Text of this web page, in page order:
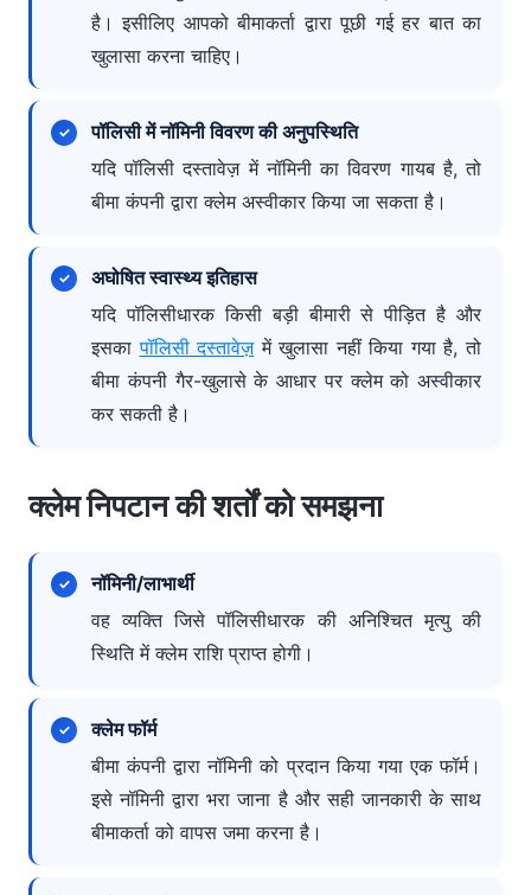
है। इसीलिए आपको बीमाकर्ता द्वारा पूछी गई हर बात का
खुलासा करना चाहिए।
पॉलिसी में नॉमिनी विवरण की अनुपस्थिति
यदि पॉलिसी दस्तावेज़ में नॉमिनी का विवरण गायब है, तो
बीमा कंपनी द्वारा क्लेम अस्वीकार किया जा सकता है।
अघोषित स्वास्थ्य इतिहास
यदि पॉलिसीधारक किसी बड़ी बीमारी से पीड़ित है और
इसकापॉलिसी दस्तावेज़में खुलासा नहीं किया गया है, तो
बीमा कंपनी गैर-खुलासे के आधार पर क्लेम को अस्वीकार
कर सकती है।
क्लेम निपटान की शर्तों को समझना
नॉमिनी/लाभार्थी
वह व्यक्ति जिसे पॉलिसीधारक की अनिश्चित मृत्यु की
स्थिति में क्लेम राशि प्राप्त होगी।
क्लेम फॉर्म
बीमा कंपनी द्वारा नॉमिनी को प्रदान किया गया एक फॉर्म।
इसे नॉमिनी द्वारा भरा जाना है और सही जानकारी के साथ
बीमाकर्ता को वापस जमा करना है।